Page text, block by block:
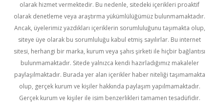
olarak hizmet vermektedir. Bu nedenle, sitedeki içerikleri proaktif
olarak denetleme veya araştırma yükümlülüğümüz bulunmamaktadır.
Ancak, üyelerimiz yazdıkları içeriklerin sorumluluğunu taşımakta olup,
siteye üye olarak bu sorumluluğu kabul etmiş sayılırlar. Bu internet
sitesi, herhangi bir marka, kurum veya şahıs şirketi ile hiçbir bağlantısı
bulunmamaktadır. Sitede yalnızca kendi hazırladığımız makaleler
paylaşılmaktadır. Burada yer alan içerikler haber niteliği taşımamakta
olup, gerçek kurum ve kişiler hakkında paylaşım yapılmamaktadır.
Gerçek kurum ve kişiler ile isim benzerlikleri tamamen tesadüfidir.